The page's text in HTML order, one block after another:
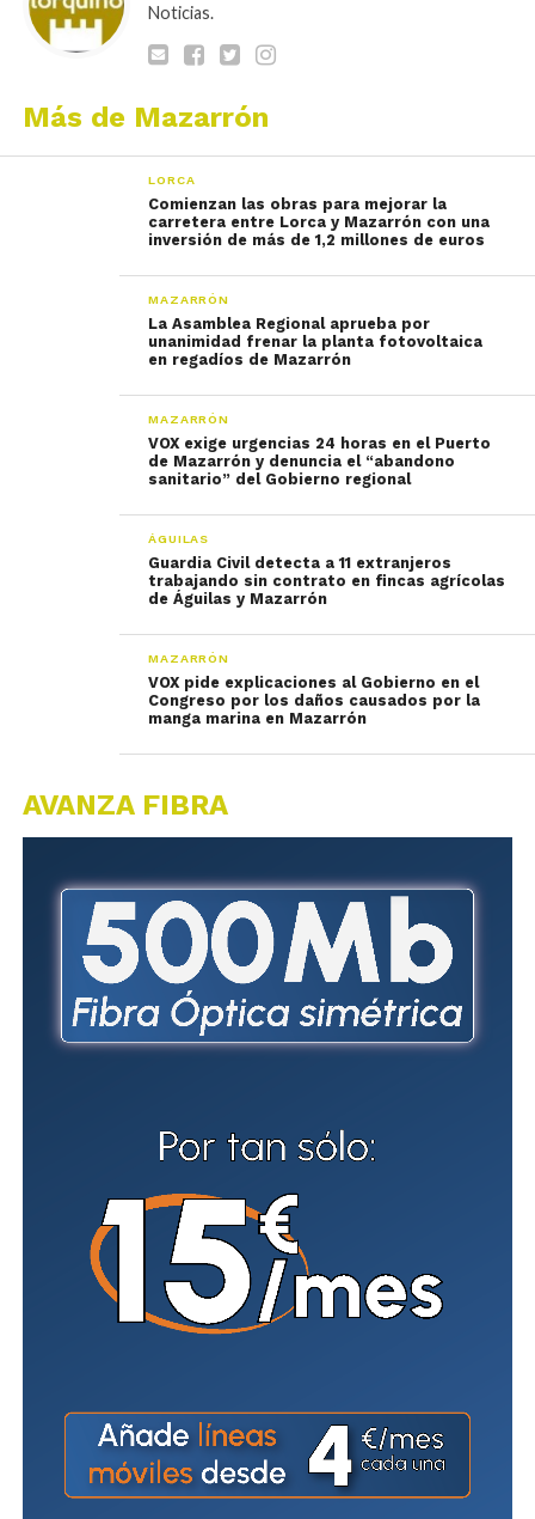
Noticias.
Más de Mazarrón
LORCA
Comienzan las obras para mejorar la
carretera entre Lorca y Mazarrón con una
inversión de más de 1,2 millones de euros
MAZARRÓN
La Asamblea Regional aprueba por
unanimidad frenar la planta fotovoltaica
en regadíos de Mazarrón
MAZARRÓN
VOX exige urgencias 24 horas en el Puerto
de Mazarrón y denuncia el “abandono
sanitario” del Gobierno regional
ÁGUILAS
Guardia Civil detecta a 11 extranjeros
trabajando sin contrato en fincas agrícolas
de Águilas y Mazarrón
MAZARRÓN
VOX pide explicaciones al Gobierno en el
Congreso por los daños causados por la
manga marina en Mazarrón
AVANZA FIBRA